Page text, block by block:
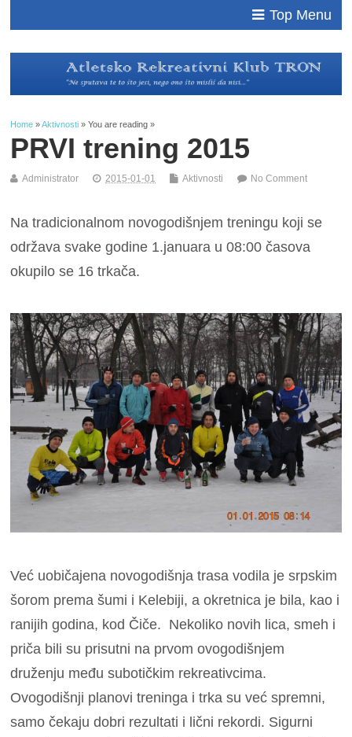
Top Menu
Home »Aktivnosti » You are reading »
PRVI trening 2015
Administrator 2015-01-01 Aktivnosti No Comment
Na tradicionalnom novogodišnjem treningu koji se
održava svake godine 1.januara u 08:00 časova
okupilo se 16 trkača.
Već uobičajena novogodišnja trasa vodila je srpskim
šorom prema šumi i Kelebiji, a okretnica je bila, kao i
ranijih godina, kod Čiče. Nekoliko novih lica, smeh i
priča bili su prisutni na prvom ovogodišnjem
druženju među subotičkim rekreativcima.
Ovogodišnji planovi treninga i trka su već spremni,
samo čekaju dobri rezultati i lični rekordi. Sigurni